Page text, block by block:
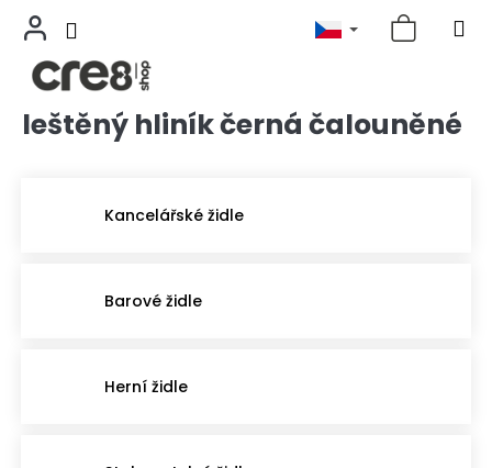
Přejítleštěný hliník černá čalouněné
Kancelářské židle
Barové židle
Herní židle